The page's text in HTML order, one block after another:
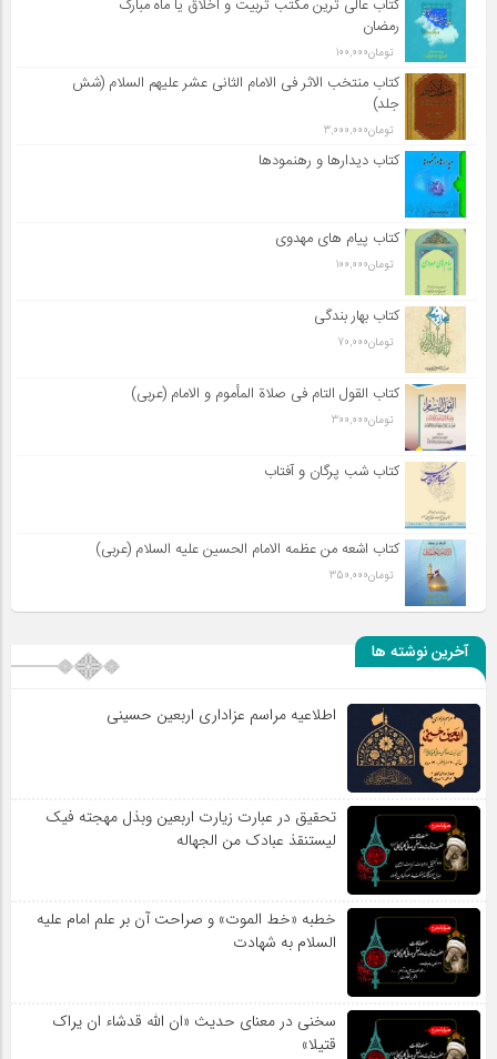
کتاب عالی ترین مکتب تربیت و اخلاق یا ماه مبارک
رمضان
تومان100,000
کتاب منتخب الاثر فی الامام الثانی عشر علیهم السلام (شش
جلد)
تومان3,000,000
کتاب دیدارها و رهنمودها
کتاب پیام های مهدوی
تومان100,000
کتاب بهار بندگی
تومان70,000
کتاب القول التام فی صلاة المأموم و الامام (عربی)
تومان300,000
کتاب شب پرگان و آفتاب
کتاب اشعه من عظمه الامام الحسین علیه السلام (عربی)
تومان350,000
آخرین نوشته ها
اطلاعیه مراسم عزاداری اربعین حسینی
تحقیق در عبارت زیارت اربعین وبذل مهجته فیک
لیستنقذ عبادک من الجهاله
خطبه «خط الموت» و صراحت آن بر علم امام علیه
السلام به شهادت
سخنی در معنای حدیث «ان الله قدشاء ان یراک
قتیلا»